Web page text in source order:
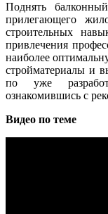
Поднять
прилегающего
строительных
привлечения
наиболее
стройматериалы и
по уже
ознакомившись с
Видео по теме